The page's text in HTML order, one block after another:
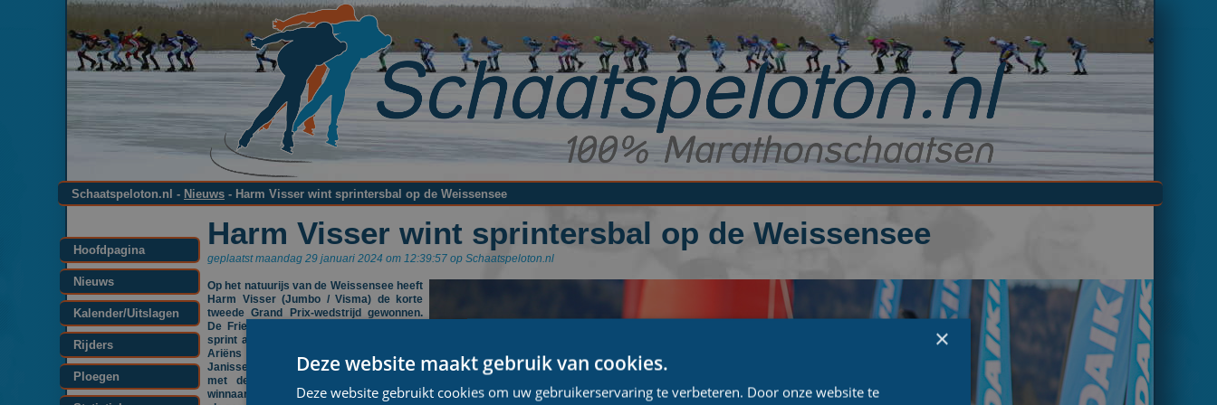
Schaatspeloton.nl - Nieuws - Harm Visser wint sprintersbal op de Weissensee
Hoofdpagina
Nieuws
Kalender/Uitslagen
Rijders
Ploegen
Harm Visser wint sprintersbal op de Weissensee
geplaatst maandag 29 januari 2024 om 12:39:57 op Schaatspeloton.nl
Op het natuurijs van de Weissensee heeft
Harm Visser (Jumbo / Visma) de korte
tweede Grand Prix-wedstrijd gewonnen.
De Fries rekende na 60 kilometer in de
sprint af met Evert Hoolwerf en Crispijn
Ariëns (beiden Reggeborgh). Jeroen
Janissen (OKAY / Interfarms), donderdag
met de Aart Koopmans Memorial de
winnaar van de eerste Grand Prix, finishte
×
Deze website maakt gebruik van cookies.
Deze website gebruikt cookies om uw gebruikerservaring te verbeteren. Door onze website te